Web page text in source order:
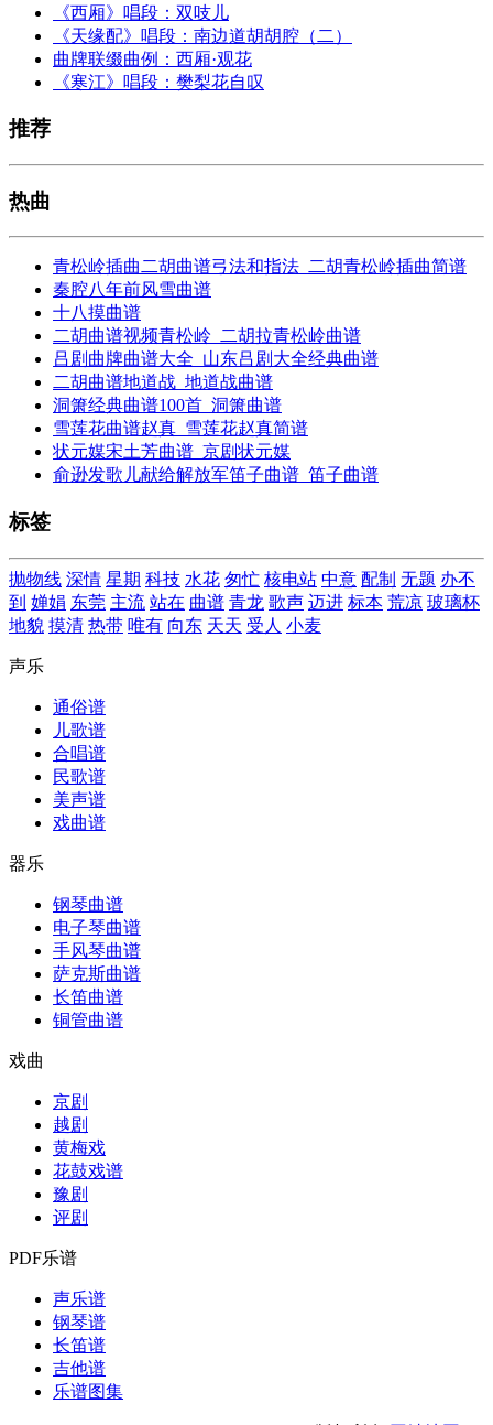
《西厢》唱段：双吱儿
《天缘配》唱段：南边道胡胡腔（二）
曲牌联缀曲例：西厢·观花
《寒江》唱段：樊梨花自叹
推荐
热曲
青松岭插曲二胡曲谱弓法和指法_二胡青松岭插曲简谱
秦腔八年前风雪曲谱
十八摸曲谱
二胡曲谱视频青松岭_二胡拉青松岭曲谱
吕剧曲牌曲谱大全_山东吕剧大全经典曲谱
二胡曲谱地道战_地道战曲谱
洞箫经典曲谱100首_洞箫曲谱
雪莲花曲谱赵真_雪莲花赵真简谱
状元媒宋土芳曲谱_京剧状元媒
俞逊发歌儿献给解放军笛子曲谱_笛子曲谱
标签
抛物线 深情 星期 科技 水花 匆忙 核电站 中意 配制 无题 办不
到 婵娟 东莞 主流 站在 曲谱 青龙 歌声 迈进 标本 荒凉 玻璃杯
地貌 摸清 热带 唯有 向东 天天 受人 小麦
声乐
通俗谱
儿歌谱
合唱谱
民歌谱
美声谱
戏曲谱
器乐
钢琴曲谱
电子琴曲谱
手风琴曲谱
萨克斯曲谱
长笛曲谱
铜管曲谱
戏曲
京剧
越剧
黄梅戏
花鼓戏谱
豫剧
评剧
PDF乐谱
声乐谱
钢琴谱
长笛谱
吉他谱
乐谱图集